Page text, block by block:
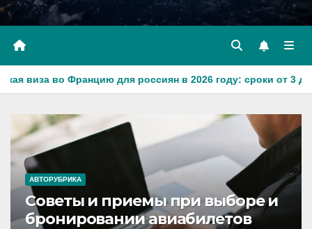
россиян в 2026 году: сроки от 3 дней и список
АВТОРУБРИКА
Советы и приемы при выборе и
бронировании авиабилетов